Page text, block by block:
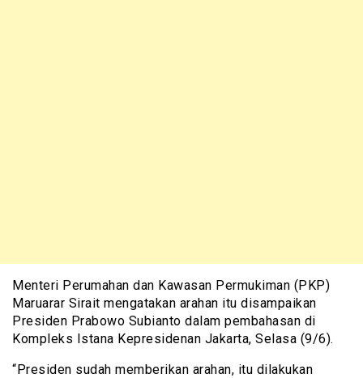
Menteri Perumahan dan Kawasan Permukiman (PKP)
Maruarar Sirait mengatakan arahan itu disampaikan
Presiden Prabowo Subianto dalam pembahasan di
Kompleks Istana Kepresidenan Jakarta, Selasa (9/6).
“Presiden sudah memberikan arahan, itu dilakukan